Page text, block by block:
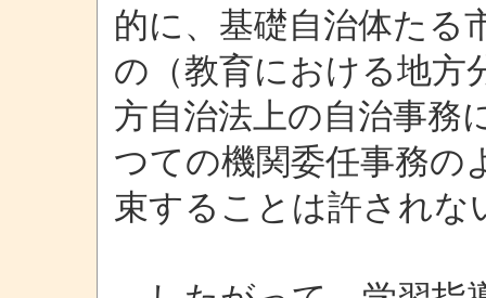
的に、基礎自治体たる
の（教育における地方
方自治法上の自治事務
つての機関委任事務の
束することは許されな